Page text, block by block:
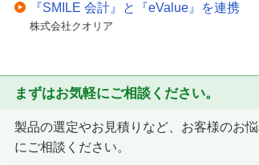
『SMILE 会計』と『eValue』を連携
株式会社クオリア
まずはお気軽にご相談ください。
製品の選定やお見積りなど、お客様のお
にご相談ください。